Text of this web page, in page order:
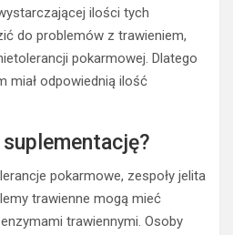
ilości tych
do problemów z trawieniem,
pokarmowej. Dlatego
miał odpowiednią ilość
pokarmowe, zespoły jelita
trawienne mogą mieć
trawiennymi. Osoby